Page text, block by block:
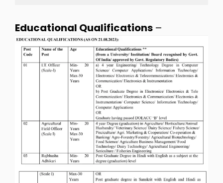
Educational Qualifications –